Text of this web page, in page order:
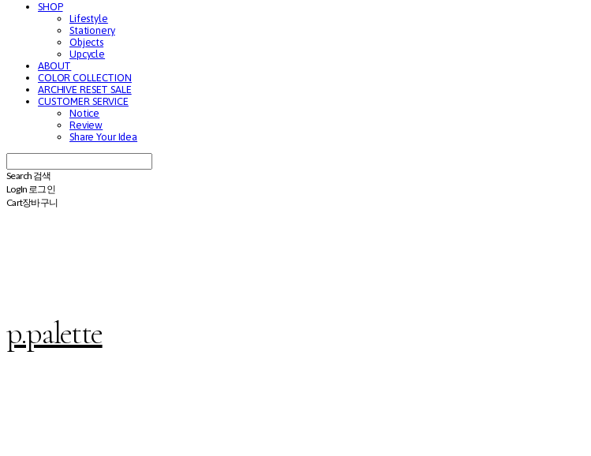
SHOP
Lifestyle
Stationery
Objects
Upcycle
ABOUT
COLOR COLLECTION
ARCHIVE RESET SALE
CUSTOMER SERVICE
Notice
Review
Share Your Idea
Search 검색
Log In 로그인
Cart장바구니
p.palette